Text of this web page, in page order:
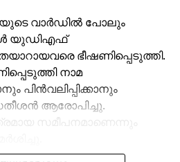
വാര്‍ഡില്‍ പോലും
യുഡിഎഫ്
ഭീഷണിപ്പെടുത്തി.
നാമ
പിന്‍വലിപ്പിക്കാനും
ആരോപിച്ചു.
സമീപനമാണെന്നും